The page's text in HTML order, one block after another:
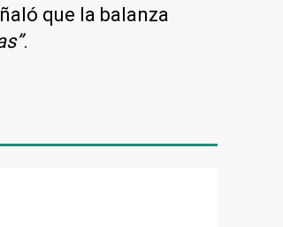
que la balanza
.